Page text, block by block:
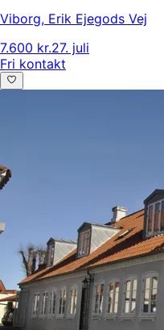
Viborg, Erik Ejegods Vej
7.600 kr.27. juli
Fri kontakt